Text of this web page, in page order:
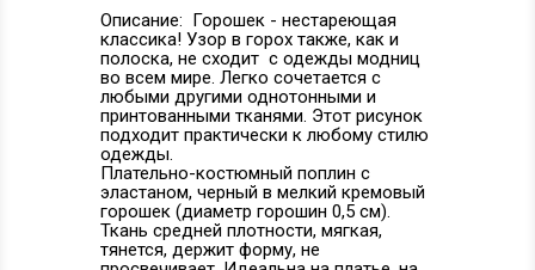
Описание: Горошек - нестареющая
классика! Узор в горох также, как и
полоска, не сходит с одежды модниц
во всем мире. Легко сочетается с
любыми другими однотонными и
принтованными тканями. Этот рисунок
подходит практически к любому стилю
одежды.
Плательно-костюмный поплин с
эластаном, черный в мелкий кремовый
горошек (диаметр горошин 0,5 см).
Ткань средней плотности, мягкая,
тянется, держит форму, не